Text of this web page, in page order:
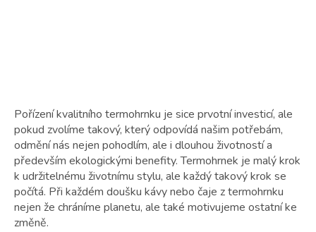
Pořízení kvalitního termohrnku je sice prvotní investicí, ale
pokud zvolíme takový, který odpovídá našim potřebám,
odmění nás nejen pohodlím, ale i dlouhou životností a
především ekologickými benefity. Termohrnek je malý krok
k udržitelnému životnímu stylu, ale každý takový krok se
počítá. Při každém doušku kávy nebo čaje z termohrnku
nejen že chráníme planetu, ale také motivujeme ostatní ke
změně.